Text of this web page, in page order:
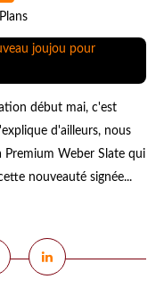
début mai, c'est
d'ailleurs, nous
Premium Weber Slate qui
nouveauté signée...